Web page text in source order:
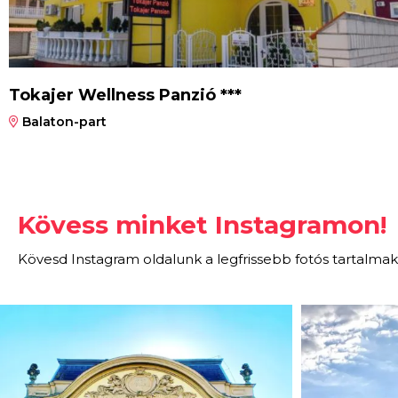
Tokajer Wellness Panzió ***
Balaton-part
Kövess minket Instagramon!
Kövesd Instagram oldalunk a legfrissebb fotós